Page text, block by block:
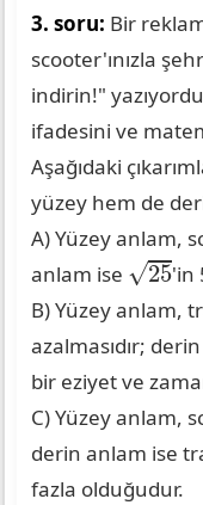
3. soru: Bir
scooter'ınızla
indirin!"
ifadesini ve
Aşağıdaki
yüzey hem de
A) Yüzey anlam,
anlam ise √25
25
'in
B) Yüzey anlam,
azalmasıdır;
bir eziyet ve
C) Yüzey anlam,
derin anlam ise
fazla olduğudur.